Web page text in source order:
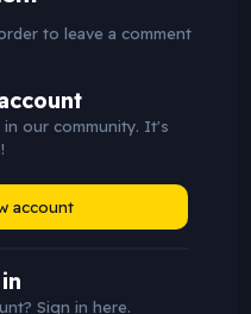
to leave a comment
our community. It's
account
Sign in here.